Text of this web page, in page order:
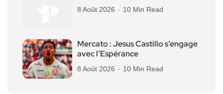
8 Août 2026 10 Min Read
Mercato : Jesus Castillo s’engage
avec l’Espérance
8 Août 2026 10 Min Read